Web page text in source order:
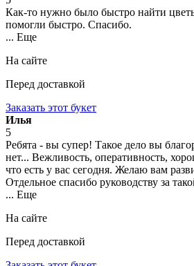
Как-то нужно было быстро найти
помогли быстро. Спасибо.
... Еще
На сайте
Перед доставкой
Заказать этот букет
Илья
5
Ребята - вы супер! Такое дело вы
нет... Вежливость, оперативность,
что есть у вас сегодня. Желаю вам
Отдельное спасибо руководству за
... Еще
На сайте
Перед доставкой